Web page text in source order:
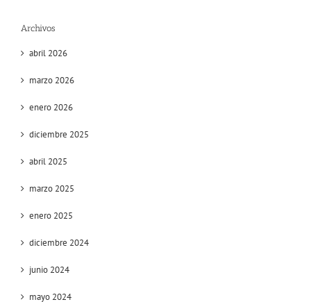
Archivos
abril 2026
marzo 2026
enero 2026
diciembre 2025
abril 2025
marzo 2025
enero 2025
diciembre 2024
junio 2024
mayo 2024